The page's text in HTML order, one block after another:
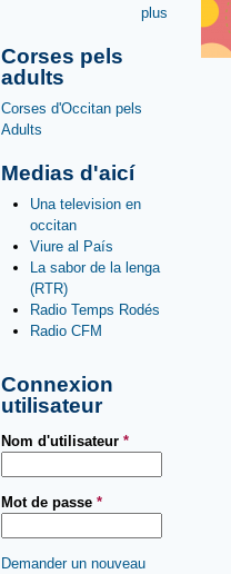
plus
Corses pels
adults
Corses d'Occitan pels
Adults
Medias d'aicí
Una television en
occitan
Viure al País
La sabor de la lenga
(RTR)
Radio Temps Rodés
Radio CFM
Connexion
utilisateur
Nom d'utilisateur *
Mot de passe *
Demander un nouveau